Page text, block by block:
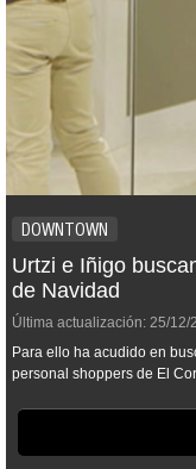
DOWNTOWN
Urtzi e Iñigo
de Navidad
Última actualización: 25/12/
Para ello ha acudido en
personal shoppers de El